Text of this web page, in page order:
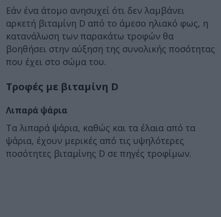
Εάν ένα άτομο ανησυχεί ότι δεν λαμβάνει
αρκετή βιταμίνη D από το άμεσο ηλιακό φως, η
κατανάλωση των παρακάτω τροφών θα
βοηθήσει στην αύξηση της συνολικής ποσότητας
που έχει στο σώμα του.
Τροφές με βιταμίνη D
Λιπαρά ψάρια
Τα λιπαρά ψάρια, καθώς και τα έλαια από τα
ψάρια, έχουν μερικές από τις υψηλότερες
ποσότητες βιταμίνης D σε πηγές τροφίμων.